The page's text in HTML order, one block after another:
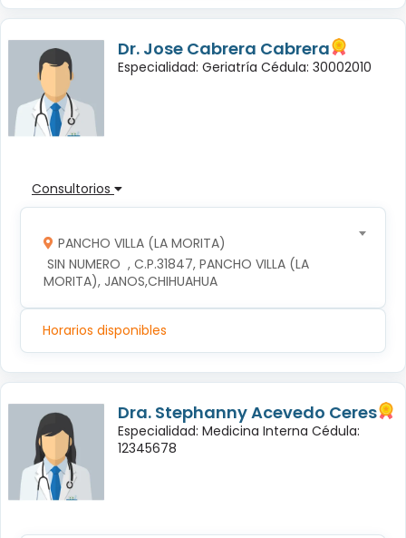
Dr. Jose Cabrera Cabrera
Especialidad: Geriatría Cédula: 30002010
Consultorios
PANCHO VILLA (LA MORITA)
MORITA), JANOS,CHIHUAHUA
Horarios disponibles
Dra. Stephanny Acevedo Ceres
Especialidad: Medicina Interna Cédula:
12345678